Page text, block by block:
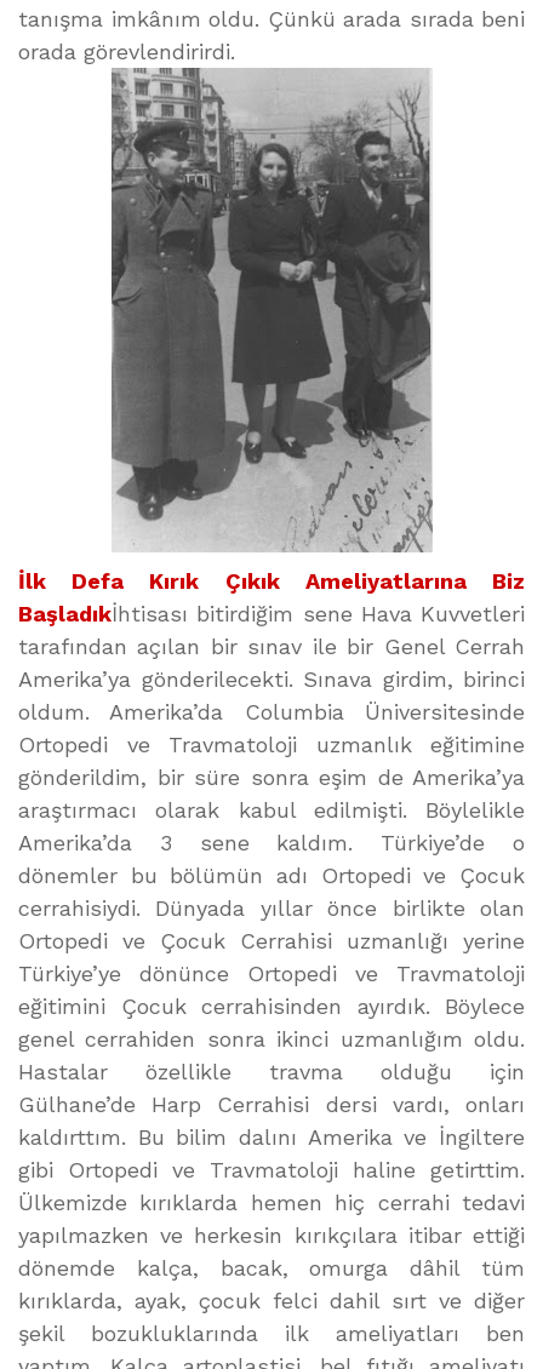
tanışma imkânım oldu. Çünkü arada sırada beni
orada görevlendirirdi.
İlk Defa Kırık Çıkık Ameliyatlarına Biz
Başladıkİhtisası bitirdiğim sene Hava Kuvvetleri
tarafından açılan bir sınav ile bir Genel Cerrah
Amerika’ya gönderilecekti. Sınava girdim, birinci
oldum. Amerika’da Columbia Üniversitesinde
Ortopedi ve Travmatoloji uzmanlık eğitimine
gönderildim, bir süre sonra eşim de Amerika’ya
araştırmacı olarak kabul edilmişti. Böylelikle
Amerika’da 3 sene kaldım. Türkiye’de o
dönemler bu bölümün adı Ortopedi ve Çocuk
cerrahisiydi. Dünyada yıllar önce birlikte olan
Ortopedi ve Çocuk Cerrahisi uzmanlığı yerine
Türkiye’ye dönünce Ortopedi ve Travmatoloji
eğitimini Çocuk cerrahisinden ayırdık. Böylece
genel cerrahiden sonra ikinci uzmanlığım oldu.
Hastalar özellikle travma olduğu için
Gülhane’de Harp Cerrahisi dersi vardı, onları
kaldırttım. Bu bilim dalını Amerika ve İngiltere
gibi Ortopedi ve Travmatoloji haline getirttim.
Ülkemizde kırıklarda hemen hiç cerrahi tedavi
yapılmazken ve herkesin kırıkçılara itibar ettiği
dönemde kalça, bacak, omurga dâhil tüm
kırıklarda, ayak, çocuk felci dahil sırt ve diğer
şekil bozukluklarında ilk ameliyatları ben